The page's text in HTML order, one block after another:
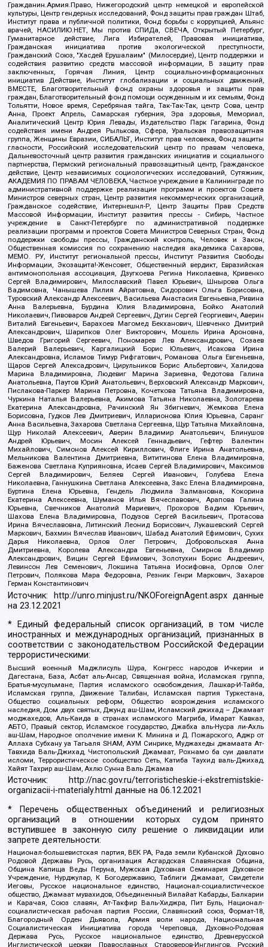
Гражданин.Армия.Право, Нижегородский центр немецкой и европейской
культуры, Центр гендерных исследований, Фонд защиты прав граждан Штаб,
Институт права и публичной политики, Фонд борьбы с коррупцией, Альянс
врачей, НАСИЛИЮ.НЕТ, Мы против СПИДа, СВЕЧА, Открытый Петербург,
Гуманитарное действие, Лига Избирателей, Правовая инициатива,
Гражданская инициатива против экологической преступности,
Гражданский Союз, "Хасдей Ерушалаим" (Милосердие), Центр поддержки и
содействия развитию средств массовой информации, В защиту прав
заключенных, Горячая Линия, Центр социально-информационных
инициатив Действие, Институт глобализации и социальных движений,
ВМЕСТЕ, Благотворительный фонд охраны здоровья и защиты прав
граждан, Благотворительный фонд помощи осужденным и их семьям, Фонд
Тольятти, Новое время, Серебряная тайга, Так-Так-Так, центр Сова, центр
Анна, Проект Апрель, Самарская губерния, Эра здоровья, Мемориал,
Аналитический Центр Юрия Левады, Издательство Парк Гагарина, Фонд
содействия имени Андрея Рылькова, Сфера, Уральская правозащитная
группа, Женщины Евразии, СИБАЛЬТ, Институт прав человека, Фонд защиты
гласности, Российский исследовательский центр по правам человека,
Дальневосточный центр развития гражданских инициатив и социального
партнерства, Пермский региональный правозащитный центр, Гражданское
действие, Центр независимых социологических исследований, Сутяжник,
АКАДЕМИЯ ПО ПРАВАМ ЧЕЛОВЕКА, Частное учреждение в Калининграде по
административной поддержке реализации программ и проектов Совета
Министров северных стран, Центр развития некоммерческих организаций,
Гражданское содействие, Интернешнл-Р, Центр Защиты Прав Средств
Массовой Информации, Институт развития прессы - Сибирь, Частное
учреждение в Санкт-Петербурге по административной поддержке
реализации программ и проектов Совета Министров Северных Стран, Фонд
поддержки свободы прессы, Гражданский контроль, Человек и Закон,
Общественная комиссия по сохранению наследия академика Сахарова,
МЕМО. РУ, Институт региональной прессы, Институт Развития Свободы
Информации, Экозащита!-Женсовет, Общественный вердикт, Евразийская
антимонопольная ассоциация, Дзугкоева Регина Николаевна, Кривенко
Сергей Владимирович, Милославский Павел Юрьевич, Шнырова Ольга
Вадимовна, Чанышева Лилия Айратовна, Сидорович Ольга Борисовна,
Туровский Александр Алексеевич, Васильева Анастасия Евгеньевна, Ривина
Анна Валерьевна, Бурдина Юлия Владимировна, Бойко Анатолий
Николаевич, Пивоваров Андрей Сергеевич, Дугин Сергей Георгиевич, Аверин
Виталий Евгеньевич, Барахоев Магомед Бекханович, Шевченко Дмитрий
Александрович, Шарипков Олег Викторович, Мошель Ирина Ароновна,
Шведов Григорий Сергеевич, Пономарев Лев Александрович, Созаев
Валерий Валерьевич, Каргалицкий Борис Юльевич, Исакова Ирина
Александровна, Исламов Тимур Рифгатович, Романова Ольга Евгеньевна,
Щаров Сергей Алексадрович, Цирульников Борис Альбертович, Халидова
Марина Владимировна, Людевиг Марина Зариевна, Федотова Галина
Анатольевна, Паутов Юрий Анатольевич, Верховский Александр Маркович,
Пислакова-Паркер Марина Петровна, Кочеткова Татьяна Владимировна,
Чуркина Наталья Валерьевна, Акимова Татьяна Николаевна, Золотарева
Екатерина Александровна, Рачинский Ян Збигневич, Жемкова Елена
Борисовна, Гудков Лев Дмитриевич, Илларионова Юлия Юрьевна, Саранг
Анна Васильевна, Захарова Светлана Сергеевна, Щур Татьяна Михайловна,
Щур Николай Алексеевич, Аверин Владимир Анатольевич, Блинушов
Андрей Юрьевич, Мосин Алексей Геннадьевич, Гефтер Валентин
Михайлович, Симонов Алексей Кириллович, Флиге Ирина Анатольевна,
Мельникова Валентина Дмитриевна, Вититинова Елена Владимировна,
Баженова Светлана Куприяновна, Исаев Сергей Владимирович, Максимов
Сергей Владимирович, Беляев Сергей Иванович, Голубева Елена
Николаевна, Ганнушкина Светлана Алексеевна, Закс Елена Владимировна,
Буртина Елена Юрьевна, Гендель Людмила Залмановна, Кокорина
Екатерина Алексеевна, Шуманов Илья Вячеславович, Арапова Галина
Юрьевна, Свечников Анатолий Мариевич, Прохоров Вадим Юрьевич,
Шахова Елена Владимировна, Подузов Сергей Васильевич, Протасова
Ирина Вячеславовна, Литинский Леонид Борисович, Лукашевский Сергей
Маркович, Бахмин Вячеслав Иванович, Шабад Анатолий Ефимович, Сухих
Дарья Николаевна, Орлов Олег Петрович, Добровольская Анна
Дмитриевна, Королева Александра Евгеньевна, Смирнов Владимир
Александрович, Вицин Сергей Ефимович, Золотухин Борис Андреевич,
Левинсон Лев Семенович, Локшина Татьяна Иосифовна, Орлов Олег
Петрович, Полякова Мара Федоровна, Резник Генри Маркович, Захаров
Герман Константинович
Источник: http://unro.minjust.ru/NKOForeignAgent.aspxданные
на23.12.2021
* Единый федеральный список организаций, в том числе
иностранных и международных организаций, признанных в
соответствии с законодательством Российской Федерации
террористическими:
Высший военный Маджлисуль Шура, Конгресс народов Ичкерии и
Дагестана, База, Асбат аль-Ансар, Священная война, Исламская группа,
Братья-мусульмане, Партия исламского освобождения, Лашкар-И-Тайба,
Исламская группа, Движение Талибан, Исламская партия Туркестана,
Общество социальных реформ, Общество возрождения исламского
наследия, Дом двух святых, Джунд аш-Шам, Исламский джихад – Джамаат
моджахедов, Аль-Каида в странах исламского Магриба, Имарат Кавказ,
АБТО, Правый сектор, Исламское государство, Джабха аль-Нусра ли-Ахль
аш-Шам, Народное ополчение имени К. Минина и Д. Пожарского, Аджр от
Аллаха Субхану уа Тагьаля SHAM, АУМ Синрике, Муджахеды джамаата Ат-
Тавхида Валь-Джихад, Чистопольский Джамаат, Рохнамо ба суи давлати
исломи, Террористическое сообщество Сеть, Катиба Таухид валь-Джихад,
Хайят Тахрир аш-Шам, Ахлю Сунна Валь Джамаа
Источник:
http://nac.gov.ru/terroristicheskie-i-ekstremistskie-
organizacii-i-materialy.html данные на06.12.2021
* Перечень общественных объединений и религиозных
организаций в отношении которых судом принято
вступившее в законную силу решение о ликвидации или
запрете деятельности:
Национал-большевистская партия, ВЕК РА, Рада земли Кубанской Духовно
Родовой Державы Русь, организация Асгардская Славянская Община,
Община Капища Веды Перуна, Мужская Духовная Семинария Духовное
Учреждение, Нурджулар, К Богодержавию, Таблиги Джамаат, Свидетели
Иеговы, Русское национальное единство, Национал-социалистическое
общество, Джамаат мувахидов, Объединенный Вилайат Кабарды, Балкарии
и Карачая, Союз славян, Ат-Такфир Валь-Хиджра, Пит Буль, Национал-
социалистическая рабочая партия России, Славянский союз, Формат-18,
Благородный Орден Дьявола, Армия воли народа, Национальная
Социалистическая Инициатива города Череповца, Духовно-Родовая
Держава Русь, Русское национальное единство, Древнерусской
Инглистической церкви Православных Староверов-Инглингов, Русский